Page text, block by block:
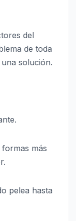
del
de toda
solución.
más
pelea hasta